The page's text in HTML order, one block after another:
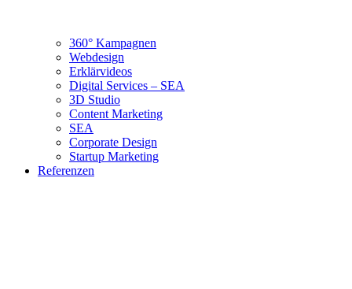
360° Kampagnen
Webdesign
Erklärvideos
Digital Services – SEA
3D Studio
Content Marketing
SEA
Corporate Design
Startup Marketing
Referenzen